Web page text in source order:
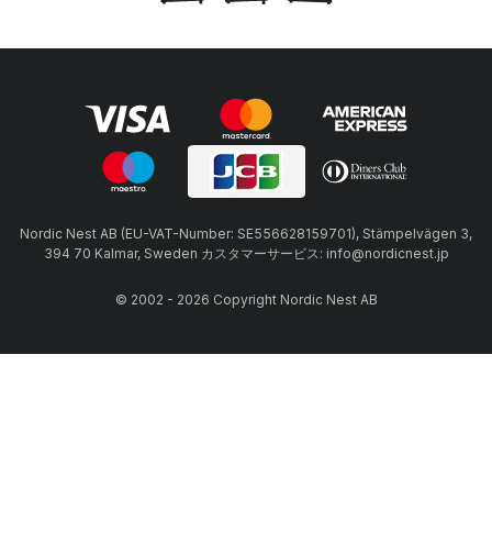
Nordic Nest AB (EU-VAT-Number: SE556628159701), Stämpelvägen 3,
394 70 Kalmar, Sweden カスタマーサービス: info@nordicnest.jp
© 2002 - 2026 Copyright Nordic Nest AB